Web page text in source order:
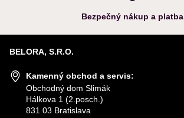
Bezpečný nákup a platba
BELORA, S.R.O.
Kamenný obchod a servis:
Obchodný dom Slimák
Hálkova 1 (2.posch.)
831 03 Bratislava